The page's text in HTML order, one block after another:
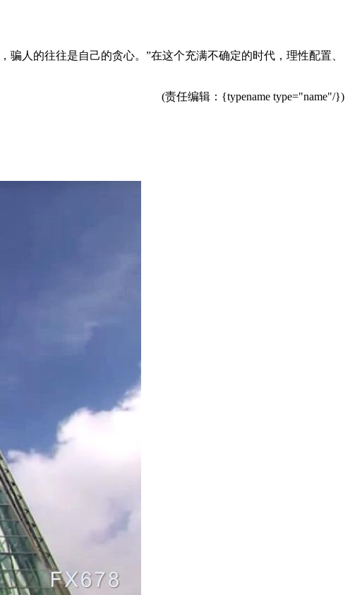
人的往往是自己的贪心。”在这个充满不确定的时代，理性配置、
(责任编辑：{typename type="name"/})